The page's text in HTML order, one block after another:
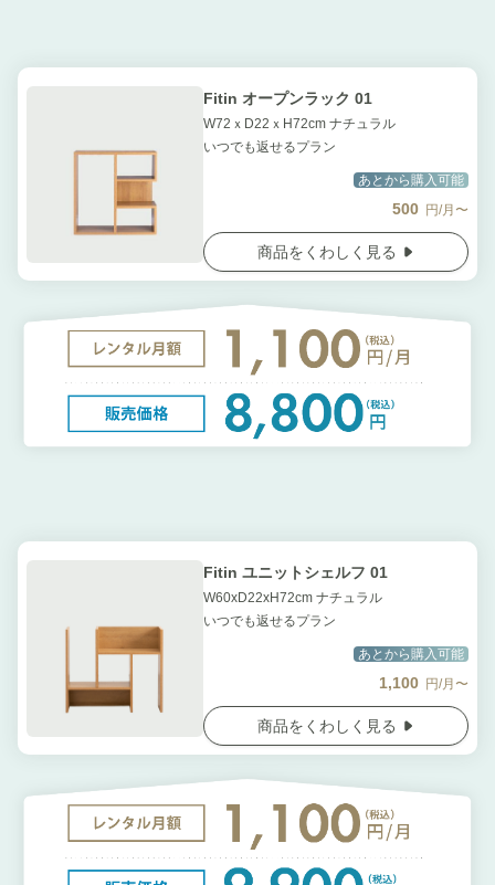
Fitin オープンラック 01
W72ｘD22ｘH72cm ナチュラル
いつでも返せるプラン
あとから購入可能
500 円/月〜
商品をくわしく見る
Fitin ユニットシェルフ 01
W60xD22xH72cm ナチュラル
いつでも返せるプラン
あとから購入可能
1,100 円/月〜
商品をくわしく見る